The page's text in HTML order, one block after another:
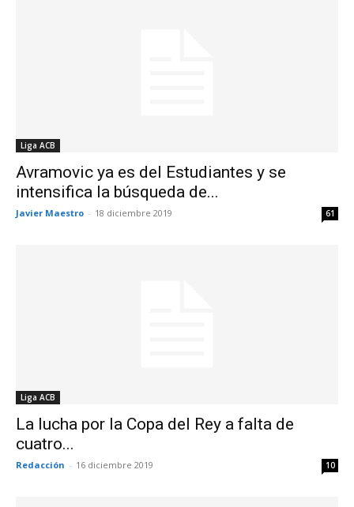
Liga ACB
Avramovic ya es del Estudiantes y se
intensifica la búsqueda de...
Javier Maestro - 18 diciembre 2019 61
Liga ACB
La lucha por la Copa del Rey a falta de
cuatro...
Redacción - 16 diciembre 2019 10